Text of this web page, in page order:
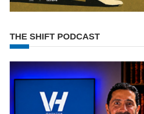
THE SHIFT PODCAST